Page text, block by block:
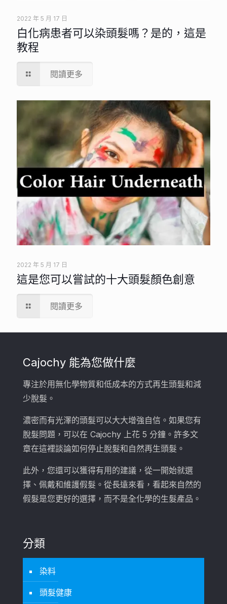
2022 年 5 月 17 日
白化病患者可以染頭髮嗎？是的，這是
教程
閱讀更多
2022 年 5 月 17 日
這是您可以嘗試的十大頭髮顏色創意
閱讀更多
Cajochy 能為您做什麼
專注於用無化學物質和低成本的方式再生頭髮和減
少脫髮。
濃密而有光澤的頭髮可以大大增強自信。如果您有
脫髮問題，可以在 Cajochy 上花 5 分鐘。許多文
章在這裡談論如何停止脫髮和自然再生頭髮。
此外，您還可以獲得有用的建議，從一開始就選
擇、佩戴和維護假髮。從長遠來看，看起來自然的
假髮是您更好的選擇，而不是全化學的生髮產品。
分類
染料
頭髮健康